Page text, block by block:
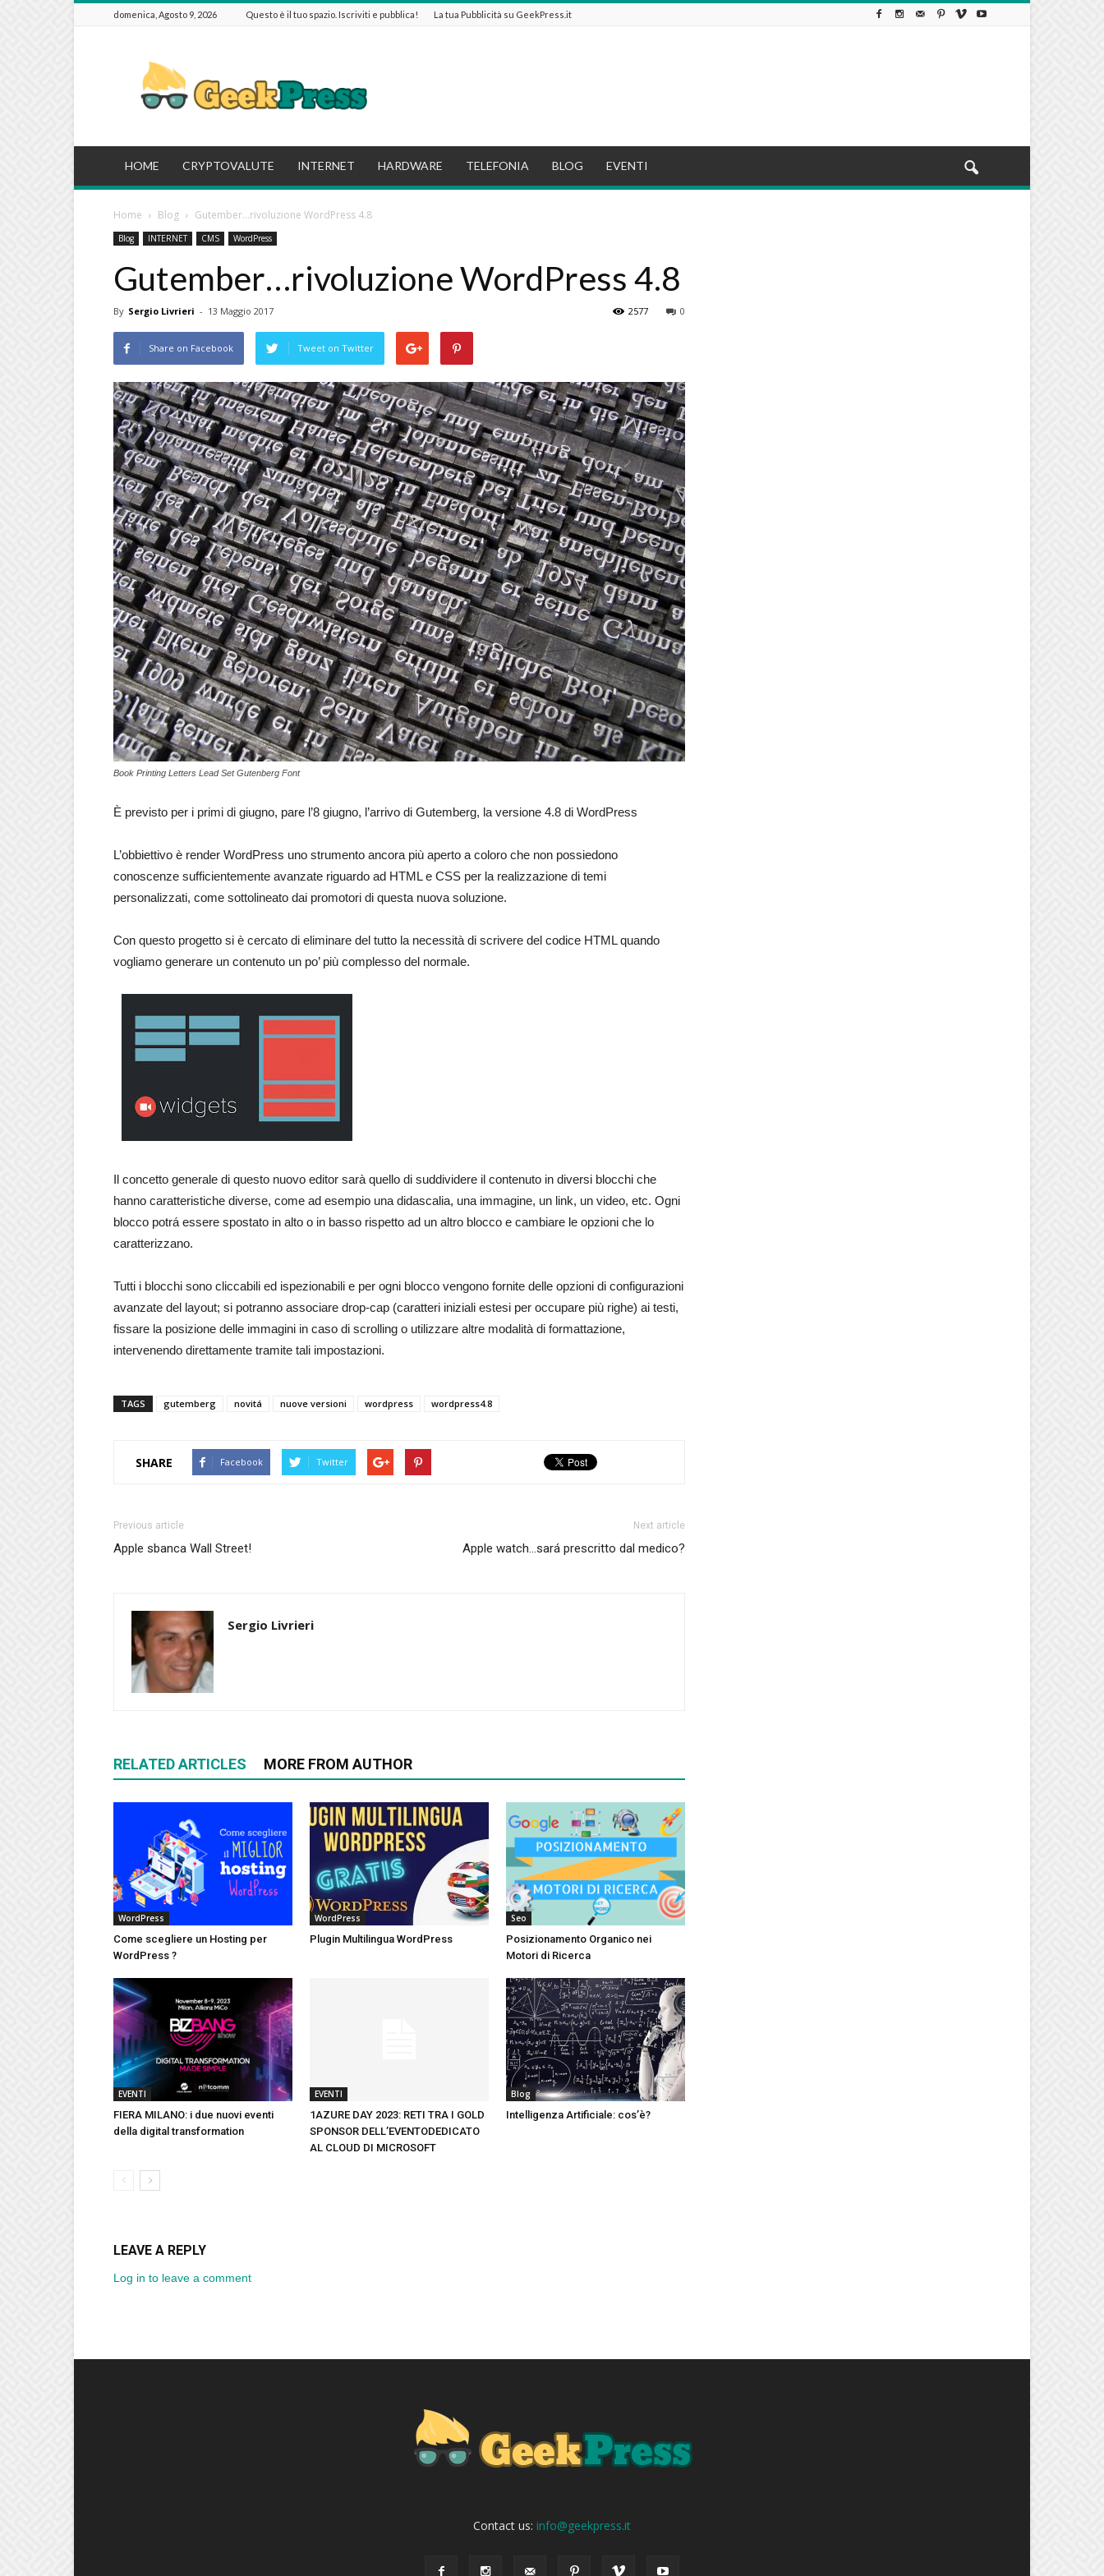
domenica, Agosto 9, 2026 Questo è il tuo spazio. Iscriviti e pubblica! La tua Pubblicità su GeekPress.it
HOME CRYPTOVALUTE INTERNET HARDWARE TELEFONIA BLOG EVENTI
Home Blog Gutember…rivoluzione WordPress 4.8
Blog INTERNET CMS WordPress
Gutember…rivoluzione WordPress 4.8
By Sergio Livrieri - 13 Maggio 2017 0
2577
Share on Facebook Tweet on Twitter
Book Printing Letters Lead Set Gutenberg Font
È previsto per i primi di giugno, pare l’8 giugno, l’arrivo di Gutemberg, la versione 4.8 di WordPress
L’obbiettivo è render WordPress uno strumento ancora più aperto a coloro che non possiedono
conoscenze sufficientemente avanzate riguardo ad HTML e CSS per la realizzazione di temi
personalizzati, come sottolineato dai promotori di questa nuova soluzione.
Con questo progetto si è cercato di eliminare del tutto la necessità di scrivere del codice HTML quando
vogliamo generare un contenuto un po’ più complesso del normale.
Il concetto generale di questo nuovo editor sarà quello di suddividere il contenuto in diversi blocchi che
hanno caratteristiche diverse, come ad esempio una didascalia, una immagine, un link, un video, etc. Ogni
blocco potrá essere spostato in alto o in basso rispetto ad un altro blocco e cambiare le opzioni che lo
caratterizzano.
Tutti i blocchi sono cliccabili ed ispezionabili e per ogni blocco vengono fornite delle opzioni di configurazioni
avanzate del layout; si potranno associare drop-cap (caratteri iniziali estesi per occupare più righe) ai testi,
fissare la posizione delle immagini in caso di scrolling o utilizzare altre modalità di formattazione,
intervenendo direttamente tramite tali impostazioni.
TAGS gutemberg novitá nuove versioni wordpress wordpress4.8
SHARE Facebook Twitter
Previous article
Apple sbanca Wall Street!
Next article
Apple watch…sará prescritto dal medico?
Sergio Livrieri
RELATED ARTICLES MORE FROM AUTHOR
WordPress
Come scegliere un Hosting per
WordPress ?
WordPress
Plugin Multilingua WordPress
Seo
Posizionamento Organico nei
Motori di Ricerca
EVENTI
FIERA MILANO: i due nuovi eventi
della digital transformation
EVENTI
1AZURE DAY 2023: RETI TRA I GOLD
SPONSOR DELL’EVENTODEDICATO
AL CLOUD DI MICROSOFT
Blog
Intelligenza Artificiale: cos’è?
LEAVE A REPLY
Log in to leave a comment
Contact us: info@geekpress.it